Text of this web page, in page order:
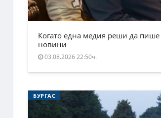
Когато една медия реши да
новини
03.08.2026 22:50ч.
БУРГАС